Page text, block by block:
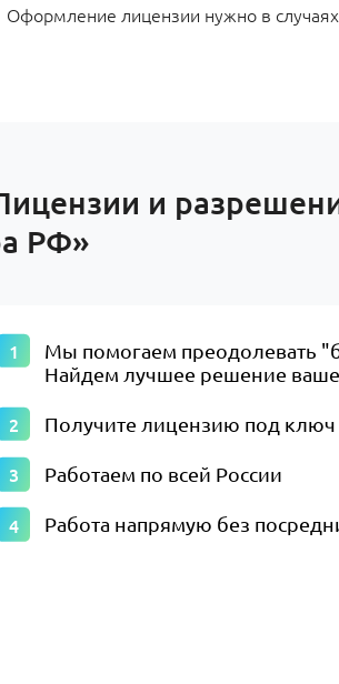
Оформление лицензии нужно в
и
РФ»
​Мы помогаем преодолевать
Найдем лучшее решение
Получите лицензию под ключ
Работаем по всей России
Работа напрямую без